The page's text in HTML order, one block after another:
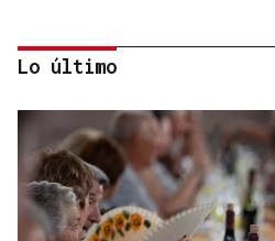
Lo último